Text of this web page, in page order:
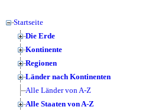
Startseite
Die Erde
Kontinente
Regionen
Länder nach Kontinenten
Alle Länder von A-Z
Alle Staaten von A-Z